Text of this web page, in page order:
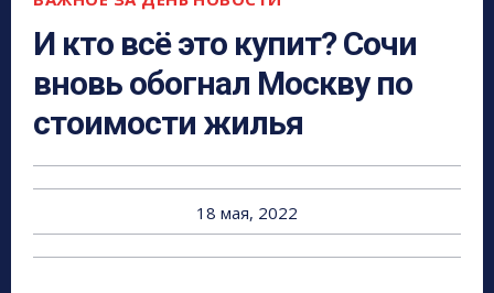
И кто всё это купит? Сочи
вновь обогнал Москву по
стоимости жилья
18 мая, 2022